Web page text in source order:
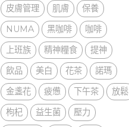
皮膚管理
肌膚
保養
NUMA
黑咖啡
咖啡
上班族
精神糧食
提神
飲品
美白 花茶
諾瑪
金盞花
疲憊 下午茶
放鬆
枸杞
益生菌
壓力